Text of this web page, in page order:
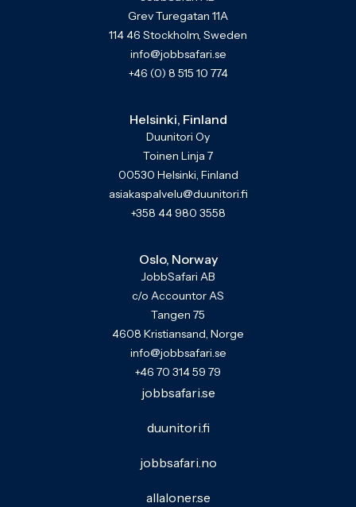
Grev Turegatan 11A
114 46 Stockholm, Sweden
info@jobbsafari.se
+46 (0) 8 515 10 774
Helsinki, Finland
Duunitori Oy
Toinen Linja 7
00530 Helsinki, Finland
asiakaspalvelu@duunitori.fi
+358 44 980 3558
Oslo, Norway
JobbSafari AB
c/o Accountor AS
Tangen 75
4608 Kristiansand, Norge
info@jobbsafari.se
+46 70 314 59 79
jobbsafari.se
duunitori.fi
jobbsafari.no
allaloner.se